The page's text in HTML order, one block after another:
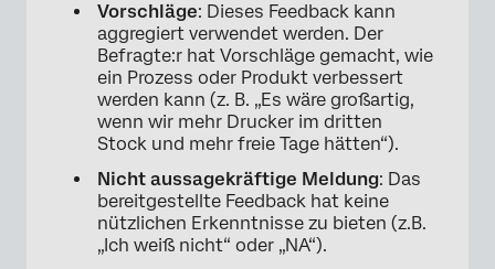
Vorschläge: Dieses Feedback kann
aggregiert verwendet werden. Der
Befragte:r hat Vorschläge gemacht, wie
ein Prozess oder Produkt verbessert
werden kann (z. B. „Es wäre großartig,
wenn wir mehr Drucker im dritten
Stock und mehr freie Tage hätten“).
Nicht aussagekräftige Meldung: Das
bereitgestellte Feedback hat keine
nützlichen Erkenntnisse zu bieten (z.B.
„Ich weiß nicht“ oder „NA“).